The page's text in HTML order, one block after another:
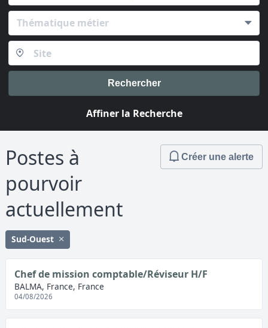
Thématique métier
Rechercher
Affiner la Recherche
Postes à
pourvoir
actuellement
Créer une alerte
Sud-Ouest
Chef de mission comptable/Réviseur H/F
BALMA, France, France
04/08/2026